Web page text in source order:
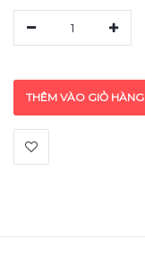
1
THÊM VÀO GIỎ HÀNG